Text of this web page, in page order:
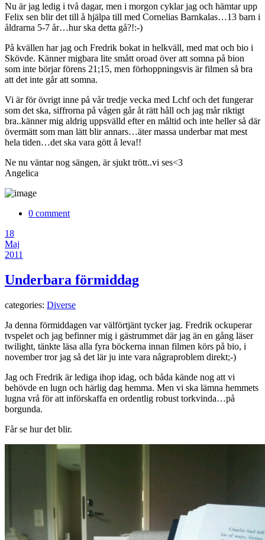
Nu är jag ledig i två dagar, men i morgon cyklar jag och hämtar upp
Felix sen blir det till å hjälpa till med Cornelias Barnkalas…13 barn i
åldrarna 5-7 år…hur ska detta gå?!:-)
På kvällen har jag och Fredrik bokat in helkväll, med mat och bio i
Skövde. Känner migbara lite smått oroad över att somna på bion
som inte börjar förens 21;15, men förhoppningsvis är filmen så bra
att det inte går att somna.
Vi är för övrigt inne på vår tredje vecka med Lchf och det fungerar
som det ska, siffrorna på vågen går åt rätt håll och jag mår riktigt
bra..känner mig aldrig uppsvälld efter en måltid och inte heller så där
övermätt som man lätt blir annars…äter massa underbar mat mest
hela tiden…det ska vara gött å leva!!
Ne nu väntar nog sängen, är sjukt trött..vi ses<3
Angelica
0 comment
18
Maj
2011
Underbara förmiddag
categories: Diverse
Ja denna förmiddagen var välförtjänt tycker jag. Fredrik ockuperar
tvspelet och jag befinner mig i gästrummet där jag än en gång läser
twilight, tänkte läsa alla fyra böckerna innan filmen körs på bio, i
november tror jag så det lär ju inte vara någraproblem direkt;-)
Jag och Fredrik är lediga ihop idag, och båda kände nog att vi
behövde en lugn och härlig dag hemma. Men vi ska lämna hemmets
lugna vrå för att införskaffa en ordentlig robust torkvinda…på
borgunda.
Får se hur det blir.